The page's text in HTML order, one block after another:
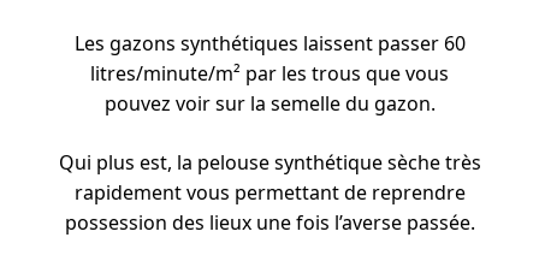
Les gazons synthétiques laissent passer 60
litres/minute/m² par les trous que vous
pouvez voir sur la semelle du gazon.
Qui plus est, la pelouse synthétique sèche très
rapidement vous permettant de reprendre
possession des lieux une fois l’averse passée.